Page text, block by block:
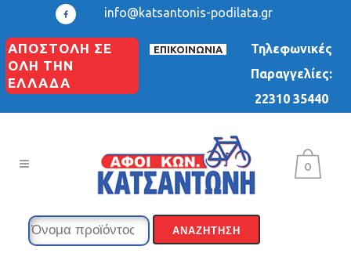
info@katsantonis-podilata.gr
ΑΠΟΣΤΟΛΗ ΣΕ
ΟΛΗ ΤΗΝ
ΕΛΛΑΔΑ
ΕΠΙΚΟΙΝΩΝΙΑ
Τηλεφωνικές
Παραγγελίες:
22310 35440
0